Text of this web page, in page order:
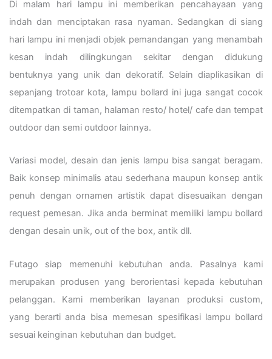
Di malam hari lampu ini memberikan pencahayaan yang
indah dan menciptakan rasa nyaman. Sedangkan di siang
hari lampu ini menjadi objek pemandangan yang menambah
kesan indah dilingkungan sekitar dengan didukung
bentuknya yang unik dan dekoratif. Selain diaplikasikan di
sepanjang trotoar kota, lampu bollard ini juga sangat cocok
ditempatkan di taman, halaman resto/ hotel/ cafe dan tempat
outdoor dan semi outdoor lainnya.
Variasi model, desain dan jenis lampu bisa sangat beragam.
Baik konsep minimalis atau sederhana maupun konsep antik
penuh dengan ornamen artistik dapat disesuaikan dengan
request pemesan. Jika anda berminat memiliki lampu bollard
dengan desain unik, out of the box, antik dll.
Futago siap memenuhi kebutuhan anda. Pasalnya kami
merupakan produsen yang berorientasi kepada kebutuhan
pelanggan. Kami memberikan layanan produksi custom,
yang berarti anda bisa memesan spesifikasi lampu bollard
sesuai keinginan kebutuhan dan budget.